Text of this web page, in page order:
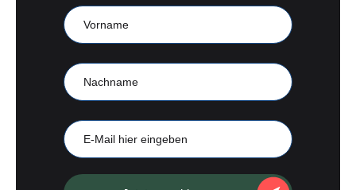
CampKompass
Vorname
Nachname
Mail